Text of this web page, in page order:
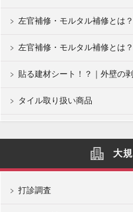
左官補修・モルタル補修とは？
左官補修・モルタル補修とは？
貼る建材シート！？｜外壁の
タイル取り扱い商品
大
打診調査